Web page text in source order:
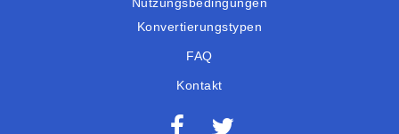
Konvertierungstypen
FAQ
Kontakt